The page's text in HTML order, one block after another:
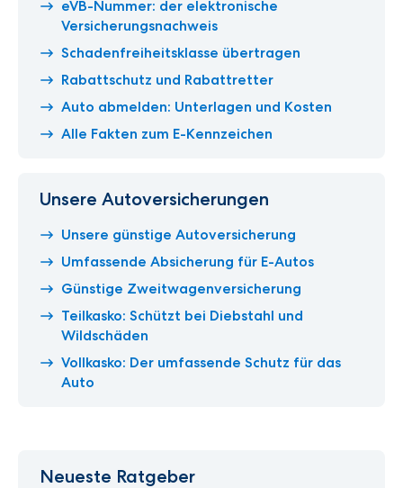
eVB-Nummer: der elektronische
Versicherungsnachweis
Schadenfreiheitsklasse übertragen
Rabattschutz und Rabattretter
Auto abmelden: Unterlagen und Kosten
Alle Fakten zum E-Kennzeichen
Unsere Autoversicherungen
Unsere günstige Autoversicherung
Umfassende Absicherung für E-Autos
Günstige Zweitwagenversicherung
Teilkasko: Schützt bei Diebstahl und
Wildschäden
Vollkasko: Der umfassende Schutz für das
Auto
Neueste Ratgeber